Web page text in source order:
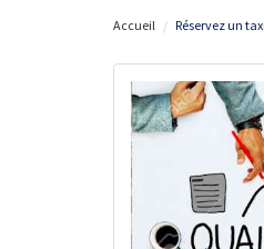
Accueil Réservez un